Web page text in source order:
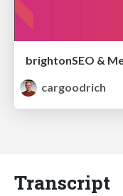
cargoodrich
Transcript